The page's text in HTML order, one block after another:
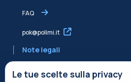
FAQ
pok@polimi.it
Note legali
Le tue scelte sulla privacy